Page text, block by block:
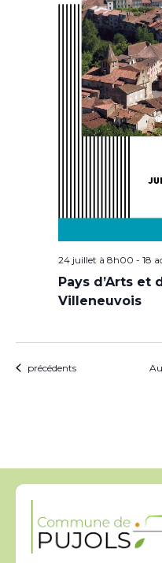
24 juillet à 8h00 - 18
Pays d’Arts et
Villeneuvois
Évènements
précédents